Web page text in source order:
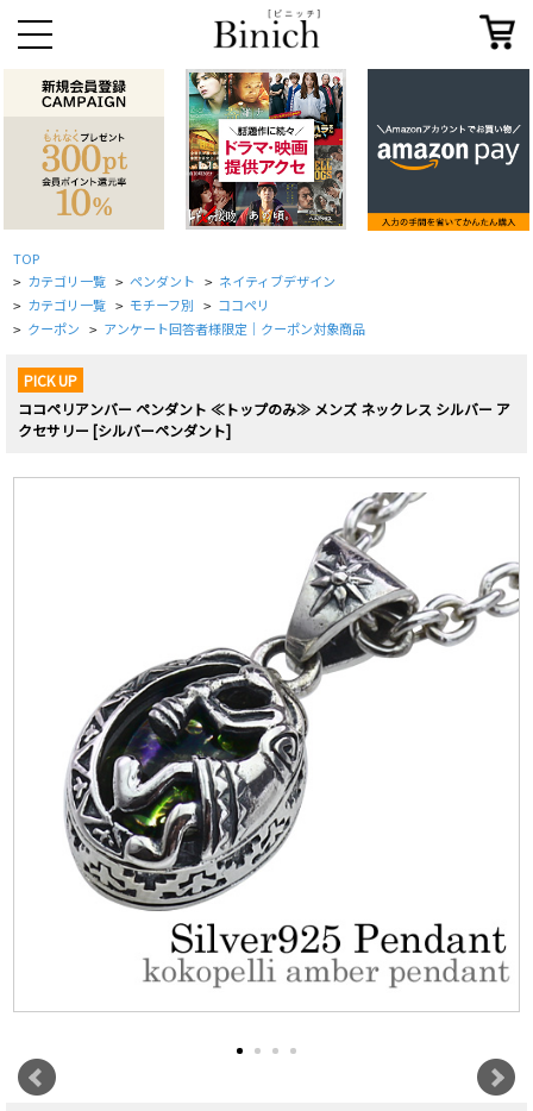
TOP
> カテゴリ一覧 > ペンダント > ネイティブデザイン
> カテゴリ一覧 > モチーフ別 > ココペリ
> クーポン > アンケート回答者様限定｜クーポン対象商品
PICK UP
ココペリアンバー ペンダント ≪トップのみ≫ メンズ ネックレス シルバー ア
クセサリー [シルバーペンダント]